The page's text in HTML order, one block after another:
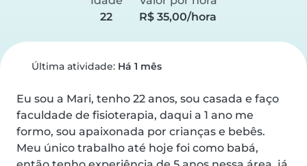
22
R$ 35,00/hora
Última atividade: Há 1 mês
Eu sou a Mari, tenho 22 anos, sou casada e faço
faculdade de fisioterapia, daqui a 1 ano me
formo, sou apaixonada por crianças e bebês.
Meu único trabalho até hoje foi como babá,